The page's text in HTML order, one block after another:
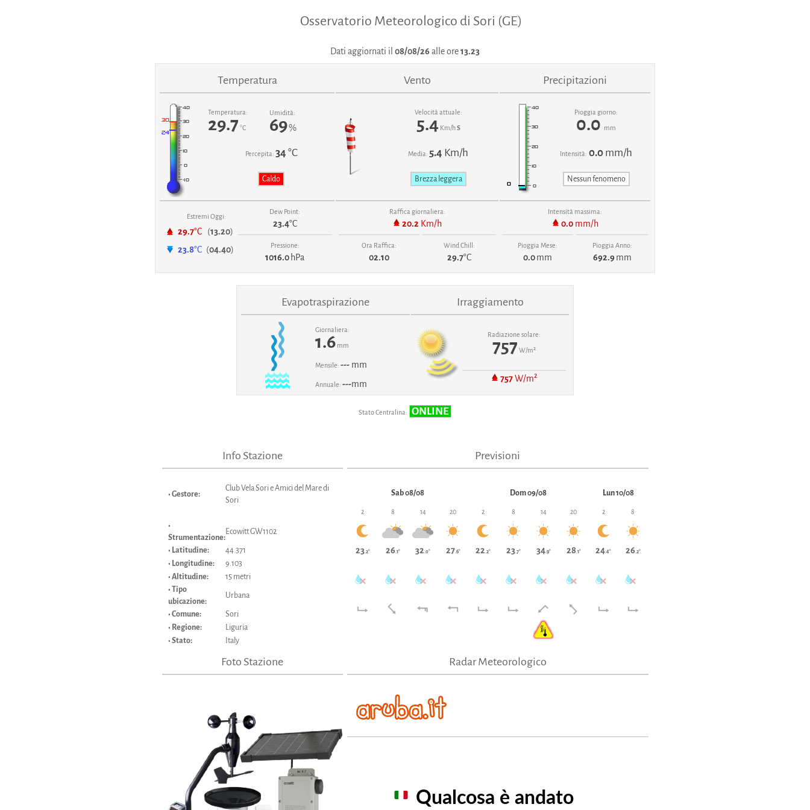
Osservatorio Meteorologico di Sori (GE)
Dati aggiornati il 08/08/26alle ore13.23
Temperatura Vento Precipitazioni
Temperatura:
29.7 °C
Umidità:
69%
Percepita: 34 °C
Caldo
Estremi Oggi:
29.7°C (13.20)
23.8°C (04.40)
Dew Point:
23.4°C
Pressione:
1016.0 hPa
Velocità attuale:
5.4 Km/hS
Media: 5.4 Km/h
Brezza leggera
Raffica giornaliera:
20.2 Km/h
Ora Raffica:
02.10
Wind Chill:
29.7°C
Pioggia giorno:
0.0 mm
Intensità: 0.0 mm/h
Nessun fenomeno
Intensità massima:
0.0 mm/h
Pioggia Mese:
0.0mm
Pioggia Anno:
692.9 mm
Evapotraspirazione Irraggiamento
Giornaliera:
1.6 mm
Mensile: --- mm
Annuale: ---mm
Radiazione solare:
757 W/m²
757W/m²
Stato Centralina: ONLINE
Info Stazione
• Gestore:
Club Vela Sori e Amici del Mare di
Sori
•
Strumentazione:
Ecowitt GW1102
• Latitudine:
44.371
• Longitudine:
9.103
• Altitudine:
15 metri
• Tipo
ubicazione:
Urbana
• Comune:
Sori
• Regione:
Liguria
• Stato:
Italy
Previsioni
Sab 08/08 Dom 09/08 Lun 10/08
2 8 14 20 2 8 14 20 2 8
23.2° 26.1° 32.0° 27.6° 22.2° 23.7° 34.9° 28.1° 24.4° 26.2°
Foto Stazione Radar Meteorologico